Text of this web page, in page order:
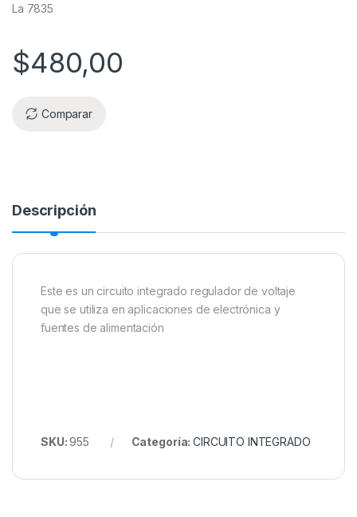
La 7835
$480,00
Comparar
Descripción
Este es un circuito integrado regulador de voltaje
que se utiliza en aplicaciones de electrónica y
fuentes de alimentación
SKU:955 Categoría:CIRCUITO INTEGRADO